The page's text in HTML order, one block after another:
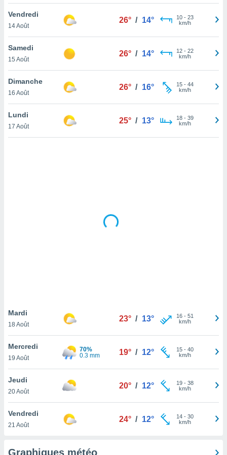
votre
à
en
le
notre
que
et que
Vendredi
14 Août
26° / 14° 10- 23
km/h
Samedi
15 Août
26° / 14° 12- 22
km/h
Dimanche
16 Août
26° / 16° 15- 44
km/h
Lundi
17 Août
25° / 13° 18- 39
km/h
Mardi
18 Août
23° / 13° 16- 51
km/h
Mercredi
19 Août
70%
0.3 mm
19° / 12° 15- 40
km/h
Jeudi
20 Août
20° / 12° 19- 38
km/h
Vendredi
21 Août
24° / 12° 14- 30
km/h
Graphiques météo